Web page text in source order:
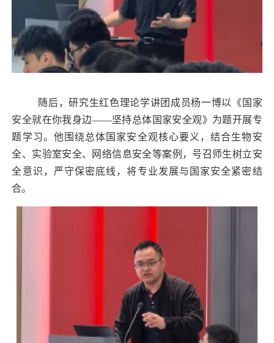
随后，研究生红色理论学讲团成员杨一博以《国家
安全就在你我身边——坚持总体国家安全观》为题开展专
题学习。他围绕总体国家安全观核心要义，结合生物安
全、实验室安全、网络信息安全等案例，号召师生树立安
全意识，严守保密底线，将专业发展与国家安全紧密结
合。